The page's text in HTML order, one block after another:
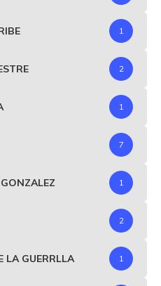
1
2
1
7
1
2
LA GUERRLLA 1